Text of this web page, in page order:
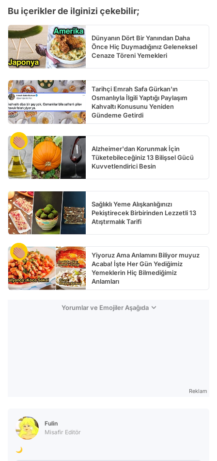
Bu içerikler de ilginizi çekebilir;
Dünyanın Dört Bir Yanından Daha
Önce Hiç Duymadığınız Geleneksel
Cenaze Töreni Yemekleri
Tarihçi Emrah Safa Gürkan'ın
Osmanlıyla İlgili Yaptığı Paylaşım
Kahvaltı Konusunu Yeniden
Gündeme Getirdi
Alzheimer'dan Korunmak İçin
Tüketebileceğiniz 13 Bilişsel Gücü
Kuvvetlendirici Besin
Sağlıklı Yeme Alışkanlığınızı
Pekiştirecek Birbirinden Lezzetli 13
Atıştırmalık Tarifi
Yiyoruz Ama Anlamını Biliyor muyuz
Acaba! İşte Her Gün Yediğimiz
Yemeklerin Hiç Bilmediğimiz
Anlamları
Yorumlar ve Emojiler Aşağıda
Reklam
Fulin
Misafir Editör
🌙